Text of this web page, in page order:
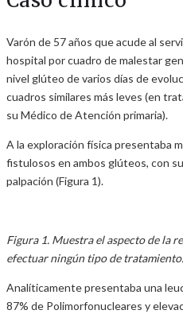
Varón de 57 años que acude al
hospital por cuadro de malestar
nivel glúteo de varios días de
cuadros similares más leves (en
su Médico de Atención primaria).
A la exploración física presentaba
fistulosos en ambos glúteos, con
palpación (Figura 1).
Figura 1. Muestra el aspecto de la
efectuar ningún tipo de tratamiento.
Analíticamente presentaba una
87% de Polimorfonucleares y